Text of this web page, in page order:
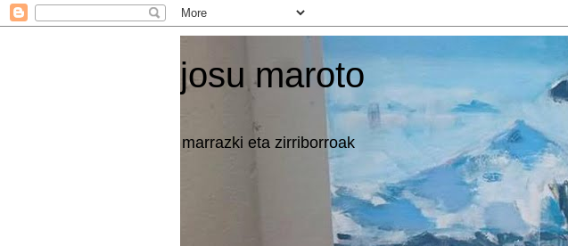
josu maroto
marrazki eta zirriborroak